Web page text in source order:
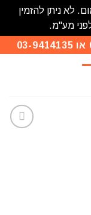
לא ניתן להזמין
מע"מ.